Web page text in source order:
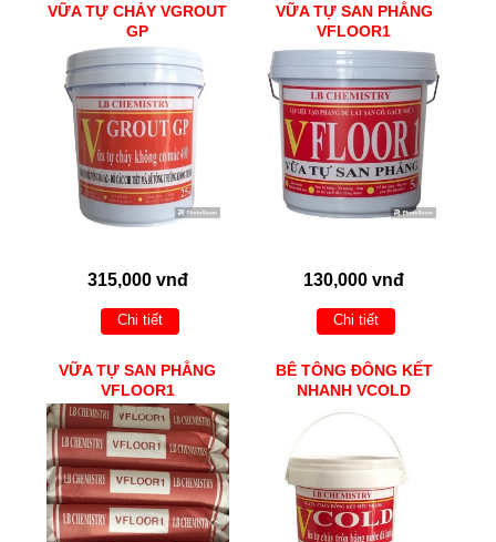
VỮA TỰ CHẢY VGROUT
GP
315,000 vnđ
Chi tiết
VỮA TỰ SAN PHẲNG
VFLOOR1
130,000 vnđ
Chi tiết
VỮA TỰ SAN PHẲNG
VFLOOR1
BÊ TÔNG ĐÔNG KẾT
NHANH VCOLD